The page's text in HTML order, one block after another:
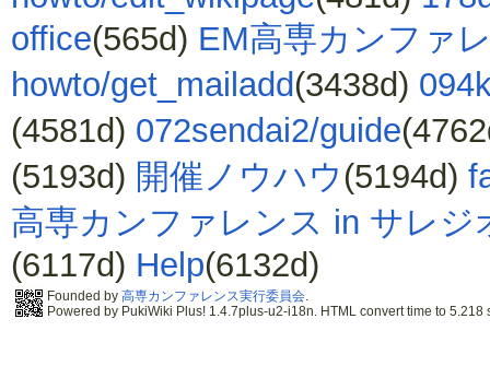
office(565d) EM高専カンファ
howto/get_mailadd(3438d)
(4581d) 072sendai2/guide
(5193d) 開催ノウハウ (5194d)
高専カンファレンス in サレジ
(6117d) Help(6132d)
Founded by 高専カンファレンス実行委員会.
Powered by PukiWiki Plus! 1.4.7plus-u2-i18n. HTML convert time to 5.218